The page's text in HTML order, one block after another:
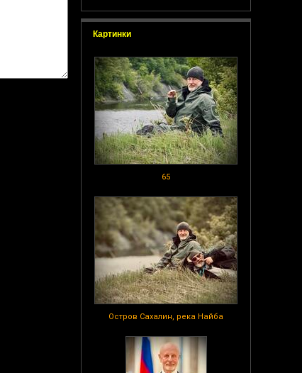
Картинки
65
Остров Сахалин, река Найба